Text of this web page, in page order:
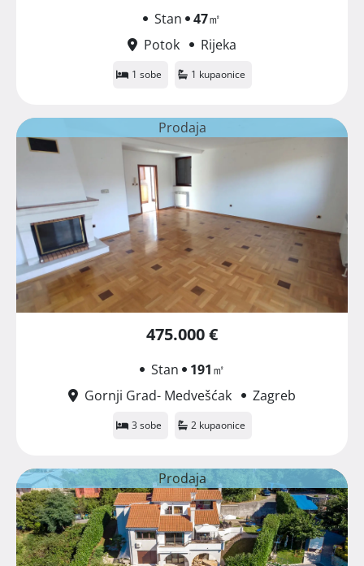
Stan 47㎡
Potok
Rijeka
1 sobe 1 kupaonice
Prodaja
475.000 €
Stan 191㎡
Gornji Grad- Medvešćak
Zagreb
3 sobe 2 kupaonice
Prodaja